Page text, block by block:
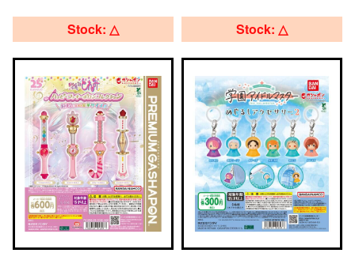
Stock: △ Stock: △